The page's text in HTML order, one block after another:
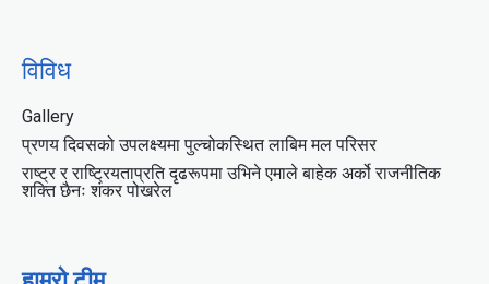
विविध
Gallery
प्रणय दिवसको उपलक्ष्यमा पुल्चोकस्थित लाबिम मल परिसर
राष्ट्र र राष्ट्रियताप्रति दृढरूपमा उभिने एमाले बाहेक अर्को राजनीतिक
शक्ति छैनः शंकर पोखरेल